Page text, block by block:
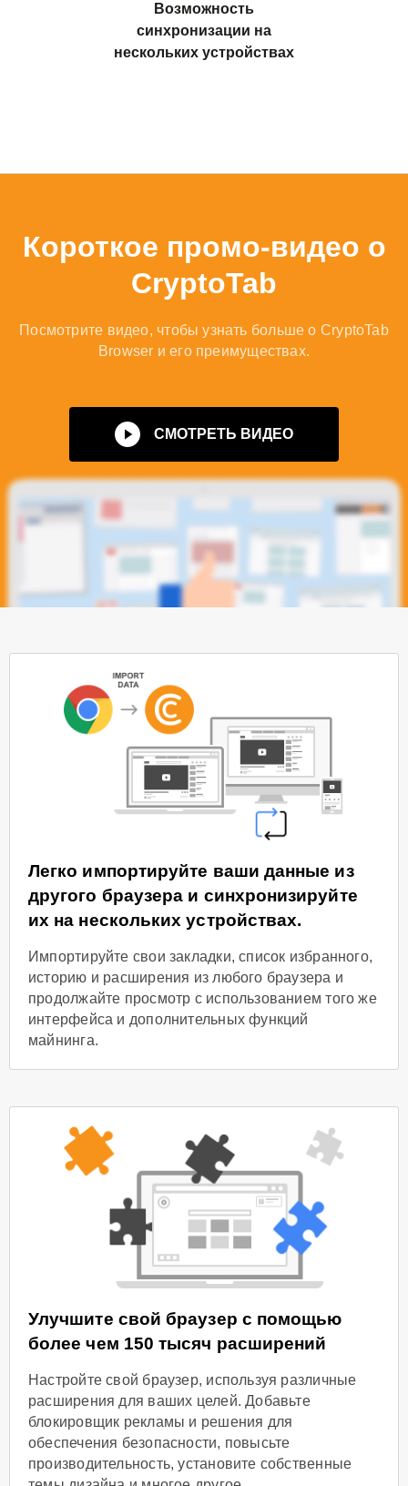
Возможность
синхронизации на
нескольких устройствах
Короткое промо-видео о
CryptoTab
Посмотрите видео, чтобы узнать больше о CryptoTab
Browser и его преимуществах.
СМОТРЕТЬ ВИДЕО
Легко импортируйте ваши данные из
другого браузера и синхронизируйте
их на нескольких устройствах.
Импортируйте свои закладки, список избранного,
историю и расширения из любого браузера и
продолжайте просмотр с использованием того же
интерфейса и дополнительных функций
майнинга.
Улучшите свой браузер с помощью
более чем 150 тысяч расширений
Настройте свой браузер, используя различные
расширения для ваших целей. Добавьте
блокировщик рекламы и решения для
обеспечения безопасности, повысьте
производительность, установите собственные